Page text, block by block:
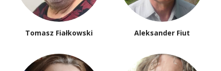
Tomasz Fiałkowski Aleksander Fiut